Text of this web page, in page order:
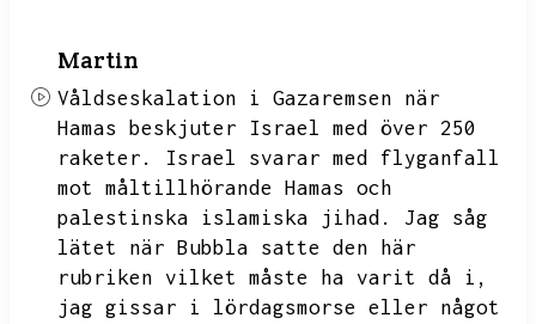
Martin
Våldseskalation i Gazaremsen när
Hamas beskjuter Israel med över 250
raketer.
Israel svarar med flyganfall
mot måltillhörande Hamas och
palestinska islamiska jihad.
Jag såg
lätet när Bubbla satte den här
rubriken vilket måste ha varit då i,
jag gissar i lördagsmorse eller något